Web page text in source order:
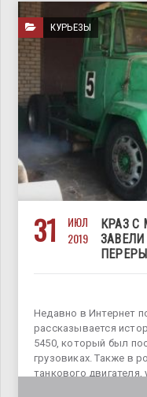
КУРЬЕЗЫ
31
ИЮЛ
2019
КРАЗ С
Недавно в Интернет
рассказывается
5450, который был
грузовиках. Также в
танкового